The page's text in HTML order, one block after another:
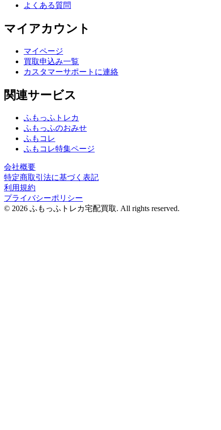
よくある質問
マイアカウント
マイページ
買取申込み一覧
カスタマーサポートに連絡
関連サービス
ふもっふトレカ
ふもっふのおみせ
ふもコレ
ふもコレ特集ページ
会社概要
特定商取引法に基づく表記
利用規約
プライバシーポリシー
© 2026 ふもっふトレカ宅配買取. All rights reserved.